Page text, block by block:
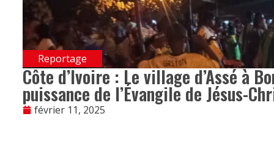
Reportage
Côte d’Ivoire : Le village d’Assé à
puissance de l’Évangile de Jésus-
février 11, 2025